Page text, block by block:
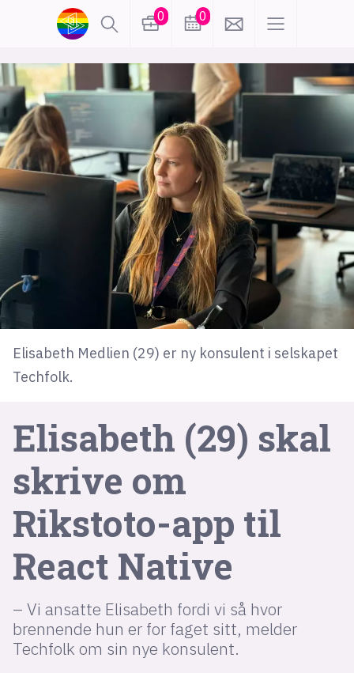
0 0
Elisabeth Medlien (29) er ny konsulent i selskapet
Techfolk.
Elisabeth (29) skal
skrive om
Rikstoto-app til
React Native
– Vi ansatte Elisabeth fordi vi så hvor
brennende hun er for faget sitt, melder
Techfolk om sin nye konsulent.
lønn
KI
karriere
meninger
utdanning sikkerhet
kontor
backend
apputvikling
devops
IoT
design
tilgjengelighet
ukas koder
inn/ut
mørk modus
nyhetsbrev
kode24-klubben
LinkedIn
Bluesky
Facebook
annonsepriser
annonseguide